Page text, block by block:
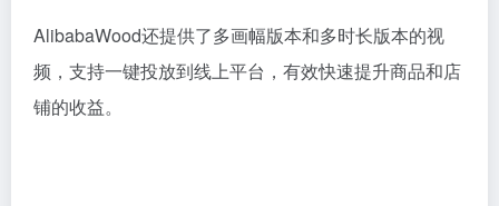
AlibabaWood还提供了多画幅版本和多时长版本的视
频，支持一键投放到线上平台，有效快速提升商品和店
铺的收益。